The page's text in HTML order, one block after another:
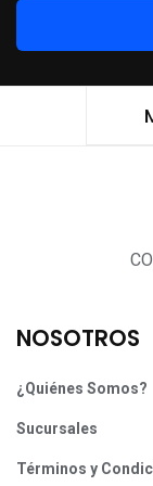
NOSOTROS
¿Quiénes Somos?
Sucursales
Términos y